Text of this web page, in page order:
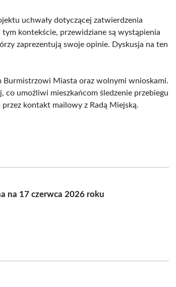
uchwały dotyczącej zatwierdzenia
kontekście, przewidziane są wystąpienia
zaprezentują swoje opinie. Dyskusja na ten
Burmistrzowi Miasta oraz wolnymi wnioskami.
umożliwi mieszkańcom śledzenie przebiegu
kontakt mailowy z Radą Miejską.
na 17 czerwca 2026 roku